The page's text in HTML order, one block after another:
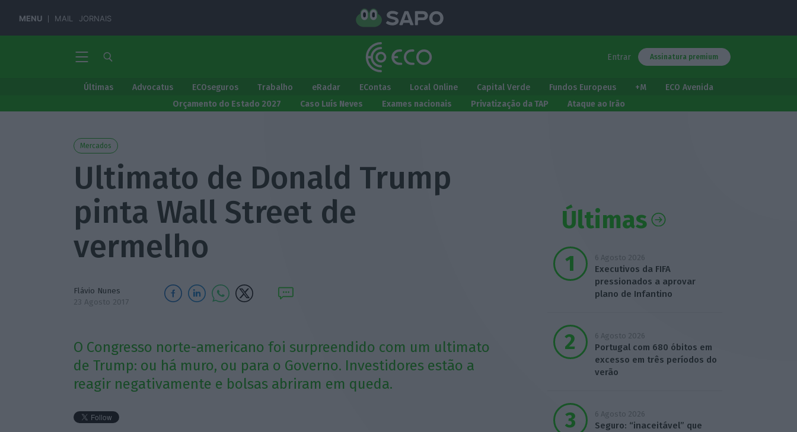
MENU MAIL JORNAIS
Entrar Assinatura premium
Últimas Advocatus ECOseguros Trabalho eRadar EContas Local Online Capital Verde Fundos Europeus +M
ECO Avenida
Orçamento do Estado 2027
Caso Luís Neves Exames nacionais Privatização da TAP Ataque ao Irão
Mercados
Ultimato de Donald Trump
pinta Wall Street de
vermelho
Flávio Nunes
23 Agosto 2017
O Congresso norte-americano foi surpreendido com um ultimato
de Trump: ou há muro, ou para o Governo. Investidores estão a
reagir negativamente e bolsas abriram em queda.
Últimas
6 Agosto 2026
Executivos da FIFA
pressionados a aprovar
plano de Infantino
6 Agosto 2026
Portugal com 680 óbitos em
excesso em três períodos do
verão
6 Agosto 2026
Seguro: “inaceitável” que